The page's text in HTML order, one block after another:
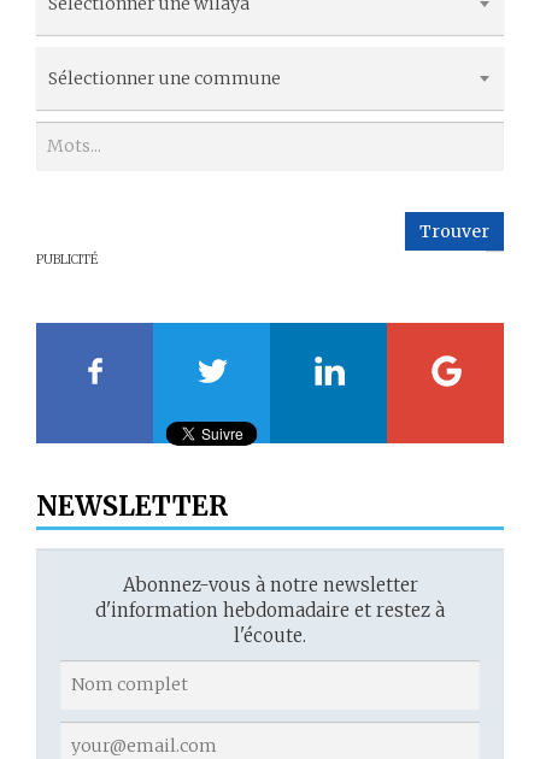
17
Sélectionner une commune
Trouver
PUBLICITÉ
NEWSLETTER
Abonnez-vous à notre newsletter
d'information hebdomadaire et restez à
l'écoute.